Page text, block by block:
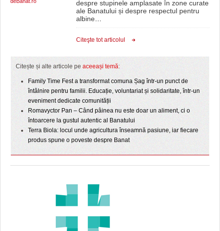
despre stupinele amplasate în zone curate
ale Banatului și despre respectul pentru
albine…
Citeşte tot articolul
Citește și alte articole pe aceeași temă:
Family Time Fest a transformat comuna Șag într-un punct de
întâlnire pentru familii. Educație, voluntariat și solidaritate, într-un
eveniment dedicate comunității
Romavyctor Pan – Când pâinea nu este doar un aliment, ci o
întoarcere la gustul autentic al Banatului
Terra Biola: locul unde agricultura înseamnă pasiune, iar fiecare
produs spune o poveste despre Banat